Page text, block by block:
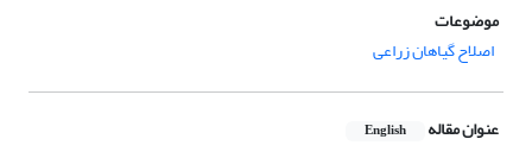
موضوعات
اصلاح گیاهان زراعی
عنوان مقاله English